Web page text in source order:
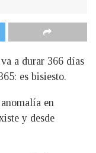
a durar 366 días
es bisiesto.
en
y desde